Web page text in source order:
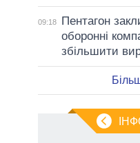
09:18
Пентагон
оборонні
збільшити